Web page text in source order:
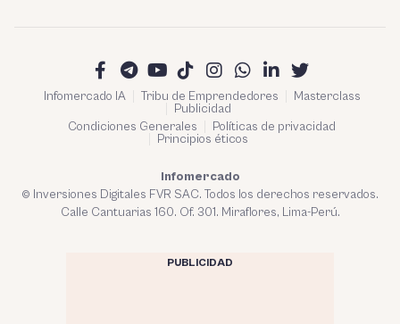
Infomercado IA Tribu de Emprendedores
Masterclass
Publicidad
Condiciones Generales
Políticas de privacidad
Principios éticos
Infomercado
© Inversiones Digitales FVR SAC. Todos los derechos reservados.
Calle Cantuarias 160. Of. 301. Miraflores, Lima-Perú.
PUBLICIDAD